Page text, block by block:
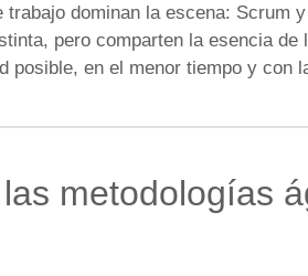
trabajo dominan la escena: Scrum
pero comparten la esencia
posible, en el menor tiempo y con
metodologías